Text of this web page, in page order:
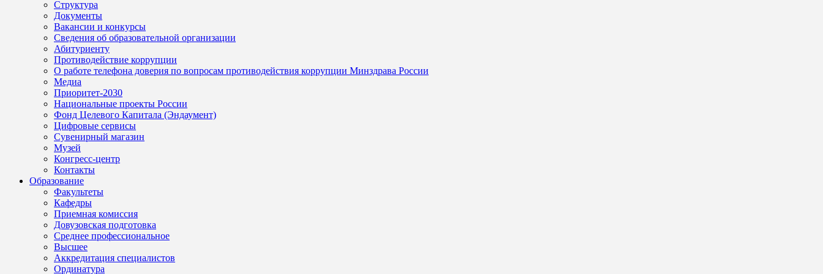
Структура
Документы
Вакансии и конкурсы
Сведения об образовательной организации
Абитуриенту
Противодействие коррупции
О работе телефона доверия по вопросам противодействия коррупции Минздрава России
Медиа
Приоритет-2030
Национальные проекты России
Фонд Целевого Капитала (Эндаумент)
Цифровые сервисы
Сувенирный магазин
Музей
Конгресс-центр
Контакты
Образование
Факультеты
Кафедры
Приемная комиссия
Довузовская подготовка
Среднее профессиональное
Высшее
Аккредитация специалистов
Ординатура